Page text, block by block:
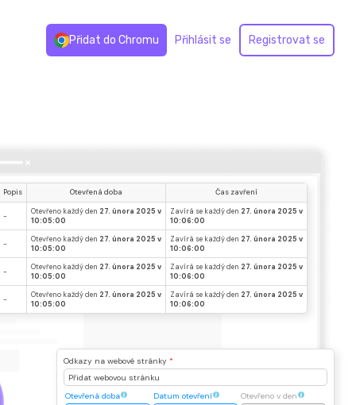
Přidat do Chromu Přihlásit se Registrovat se
Popis Otevřená doba Čas zavření
- Otevřeno každý den 27. února 2025 v
10:05:00
Zavírá se každý den 27. února 2025 v
10:06:00
- Otevřeno každý den 27. února 2025 v
10:05:00
Zavírá se každý den 27. února 2025 v
10:06:00
- Otevřeno každý den 27. února 2025 v
10:05:00
Zavírá se každý den 27. února 2025 v
10:06:00
- Otevřeno každý den 27. února 2025 v
10:05:00
Zavírá se každý den 27. února 2025 v
10:06:00
Odkazy na webové stránky *
Přidat webovou stránku
Otevřená doba
Datum otevření
Otevřeno v den